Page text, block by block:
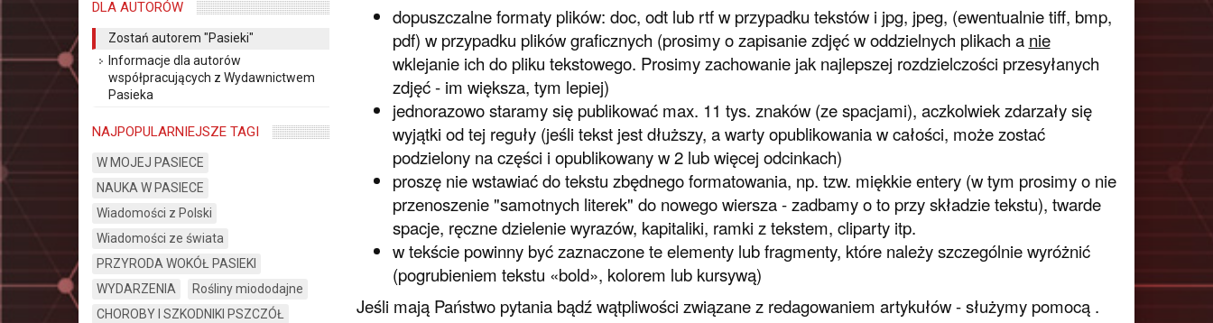
dopuszczalne formaty plików: doc, odt lub rtf w przypadku tekstów i jpg, jpeg, (ewentualnie tiff, bmp,
pdf) w przypadku plików graficznych (prosimy o zapisanie zdjęć w oddzielnych plikach a nie
wklejanie ich do pliku tekstowego. Prosimy zachowanie jak najlepszej rozdzielczości przesyłanych
zdjęć - im większa, tym lepiej)
jednorazowo staramy się publikować max. 11 tys. znaków (ze spacjami), aczkolwiek zdarzały się
wyjątki od tej reguły (jeśli tekst jest dłuższy, a warty opublikowania w całości, może zostać
podzielony na części i opublikowany w 2 lub więcej odcinkach)
proszę nie wstawiać do tekstu zbędnego formatowania, np. tzw. miękkie entery (w tym prosimy o nie
przenoszenie "samotnych literek" do nowego wiersza - zadbamy o to przy składzie tekstu), twarde
spacje, ręczne dzielenie wyrazów, kapitaliki, ramki z tekstem, cliparty itp.
w tekście powinny być zaznaczone te elementy lub fragmenty, które należy szczególnie wyróżnić
(pogrubieniem tekstu «bold», kolorem lub kursywą)
Jeśli mają Państwo pytania bądź wątpliwości związane z redagowaniem artykułów - służymy pomocą .
DLA AUTORÓW
Zostań autorem "Pasieki"
Informacje dla autorów
współpracujących z Wydawnictwem
Pasieka
NAJPOPULARNIEJSZE TAGI
W MOJEJ PASIECE
NAUKA W PASIECE
Wiadomości z Polski
Wiadomości ze świata
PRZYRODA WOKÓŁ PASIEKI
WYDARZENIA
Rośliny miododajne
CHOROBY I SZKODNIKI PSZCZÓŁ